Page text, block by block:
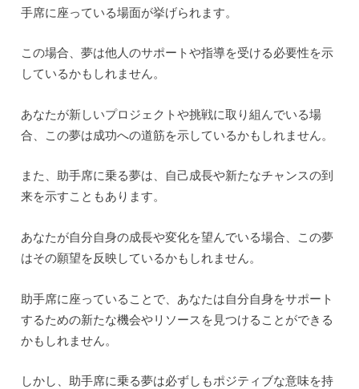
手席に座っている場面が挙げられます。
この場合、夢は他人のサポートや指導を受ける必要性を示
しているかもしれません。
あなたが新しいプロジェクトや挑戦に取り組んでいる場
合、この夢は成功への道筋を示しているかもしれません。
また、助手席に乗る夢は、自己成長や新たなチャンスの到
来を示すこともあります。
あなたが自分自身の成長や変化を望んでいる場合、この夢
はその願望を反映しているかもしれません。
助手席に座っていることで、あなたは自分自身をサポート
するための新たな機会やリソースを見つけることができる
かもしれません。
しかし、助手席に乗る夢は必ずしもポジティブな意味を持